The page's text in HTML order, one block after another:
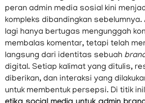
peran admin media sosial kini
kompleks dibandingkan sebelumnya.
lagi hanya bertugas mengunggah
membalas komentar, tetapi telah
langsung dari identitas sebuah
digital. Setiap kalimat yang ditulis,
diberikan, dan interaksi yang
untuk membentuk persepsi. Di titik